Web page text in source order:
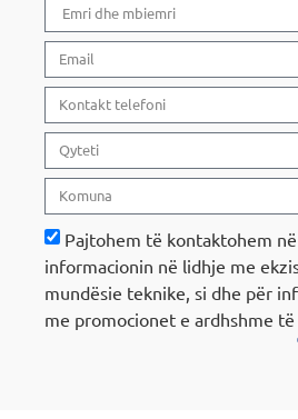
Pajtohem të kontaktohem
informacionin në lidhje me
mundësie teknike, si dhe për
me promocionet e ardhshme